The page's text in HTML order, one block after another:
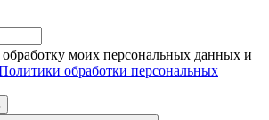
обработку моих персональных данных и
обработки персональных